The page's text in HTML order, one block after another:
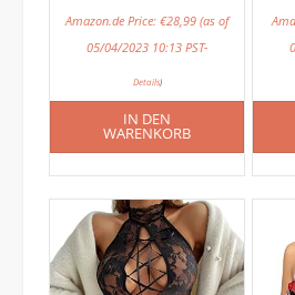
Amazon.de Price:€28,99 (as of
05/04/2023 10:13 PST-
Details)
IN DEN
WARENKORB